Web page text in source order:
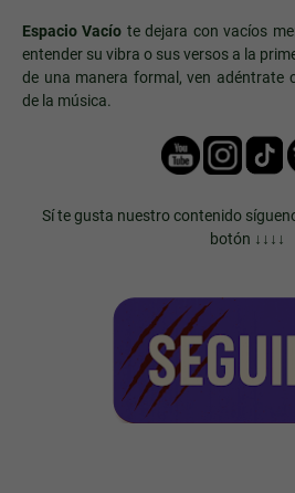
Espacio Vacío te dejara con vacíos
entender su vibra o sus versos a la
de una manera formal, ven adéntrate
de la música.
Sí te gusta nuestro contenido
botón ↓↓↓↓